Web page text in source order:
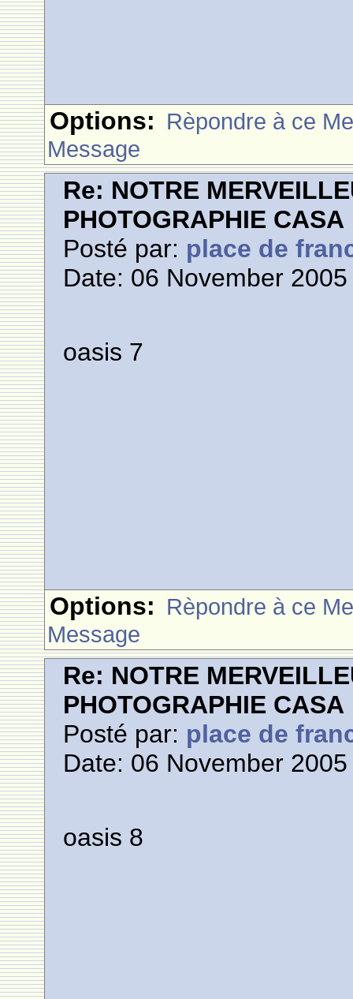
Options: Rèpondre à ce
Message
Re: NOTRE
PHOTOGRAPHIE CASA
Posté par: place de
Date: 06 November
oasis 7
Options: Rèpondre à ce
Message
Re: NOTRE
PHOTOGRAPHIE CASA
Posté par: place de
Date: 06 November
oasis 8